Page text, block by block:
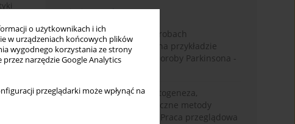
o użytkownikach i ich
w urządzeniach końcowych plików
wygodnego korzystania ze strony
narzędzie Google Analytics
przeglądarki może wpłynąć na
Miesiąc
Rok
Badanie zmysłów w chorobach
neurodegeneracyjnych na przykładzie
choroby Alzheimera i choroby Parkinsona -
Choroba Meniere’a – patogeneza,
diagnostyka, niechirurgiczne metody
leczenia i kontrowersje. Praca przeglądowa